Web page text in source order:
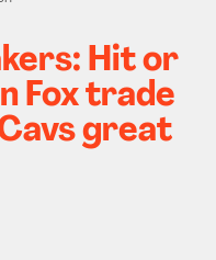
Hit or
Fox trade
great